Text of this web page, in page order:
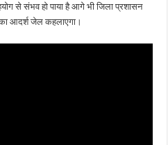
से संभव हो पाया है आगे भी जिला प्रशासन
आदर्श जेल कहलाएगा।